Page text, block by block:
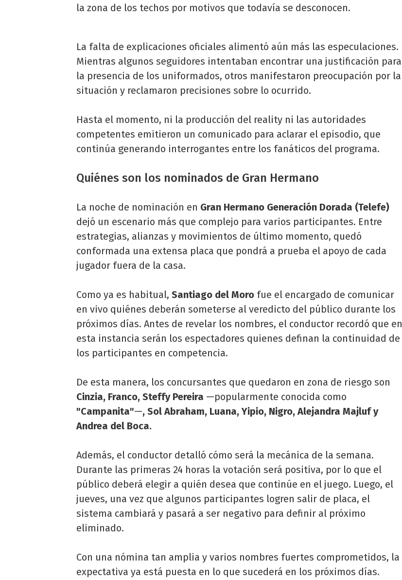
la zona de los techos por motivos que todavía se desconocen.
La falta de explicaciones oficiales alimentó aún más las especulaciones.
Mientras algunos seguidores intentaban encontrar una justificación para
la presencia de los uniformados, otros manifestaron preocupación por la
situación y reclamaron precisiones sobre lo ocurrido.
Hasta el momento, ni la producción del reality ni las autoridades
competentes emitieron un comunicado para aclarar el episodio, que
continúa generando interrogantes entre los fanáticos del programa.
Quiénes son los nominados de Gran Hermano
La noche de nominación en Gran Hermano Generación Dorada (Telefe)
dejó un escenario más que complejo para varios participantes. Entre
estrategias, alianzas y movimientos de último momento, quedó
conformada una extensa placa que pondrá a prueba el apoyo de cada
jugador fuera de la casa.
Como ya es habitual, Santiago del Moro fue el encargado de comunicar
en vivo quiénes deberán someterse al veredicto del público durante los
próximos días. Antes de revelar los nombres, el conductor recordó que en
esta instancia serán los espectadores quienes definan la continuidad de
los participantes en competencia.
De esta manera, los concursantes que quedaron en zona de riesgo son
Cinzia, Franco, Steffy Pereira —popularmente conocida como
"Campanita"—, Sol Abraham, Luana, Yipio, Nigro, Alejandra Majluf y
Andrea del Boca.
Además, el conductor detalló cómo será la mecánica de la semana.
Durante las primeras 24 horas la votación será positiva, por lo que el
público deberá elegir a quién desea que continúe en el juego. Luego, el
jueves, una vez que algunos participantes logren salir de placa, el
sistema cambiará y pasará a ser negativo para definir al próximo
eliminado.
Con una nómina tan amplia y varios nombres fuertes comprometidos, la
expectativa ya está puesta en lo que sucederá en los próximos días.